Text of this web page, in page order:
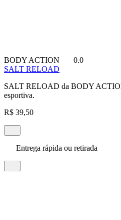
BODY ACTION
0.0
SALT RELOAD
SALT RELOAD da BODY
esportiva.
R$ 39,50
Entrega rápida ou retirada